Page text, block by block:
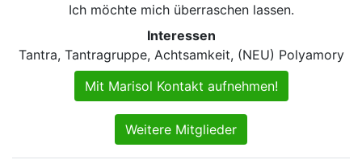
Ich möchte mich überraschen lassen.
Interessen
Tantra, Tantragruppe, Achtsamkeit, (NEU) Polyamory
Mit Marisol Kontakt aufnehmen!
Weitere Mitglieder